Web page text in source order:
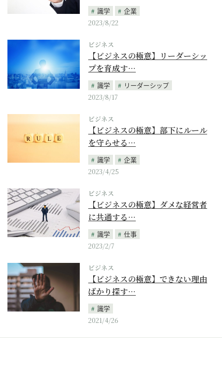
識学
企業
2023/8/22
ビジネス
【ビジネスの極意】リーダーシッ
プを育成す…
識学
リーダーシップ
2023/8/17
ビジネス
【ビジネスの極意】部下にルール
を守らせる…
識学
企業
2023/4/25
ビジネス
【ビジネスの極意】ダメな経営者
に共通する…
識学
仕事
2023/2/7
ビジネス
【ビジネスの極意】できない理由
ばかり探す…
識学
2021/4/26